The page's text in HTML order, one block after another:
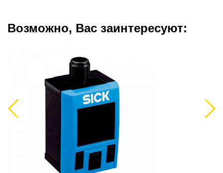
Возможно, Вас заинтересуют:
Previous Next